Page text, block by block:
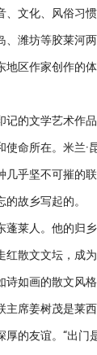
、文化、风俗习
、潍坊等胶莱河
地区作家创作的
的文学艺术作品
命所在。米兰·
几乎坚不可摧的
故乡写起的。
莱人。他的归乡
红散文文坛，成
诗如画的散文风
主席姜树茂是莱
的友谊。“出门